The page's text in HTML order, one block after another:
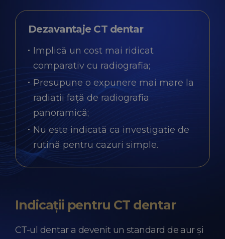
Dezavantaje CT dentar
Implică un cost mai ridicat
comparativ cu radiografia;
Presupune o expunere mai mare la
radiații față de radiografia
panoramică;
Nu este indicată ca investigație de
rutină pentru cazuri simple.
Indicații pentru CT dentar
CT-ul dentar a devenit un standard de aur și